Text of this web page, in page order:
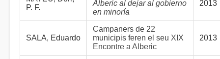
P. F.
Alberic al dejar al gobierno
en minoría
2013
SALA, Eduardo
Campaners de 22
municipis feren el seu XIX
Encontre a Alberic
2013